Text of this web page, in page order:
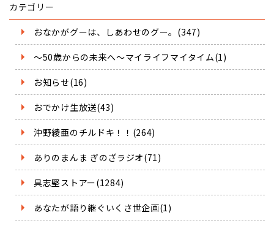
カテゴリー
おなかがグーは、しあわせのグー。(347)
～50歳からの未来へ～マイライフマイタイム(1)
お知らせ(16)
おでかけ生放送(43)
沖野綾亜のチルドキ！！(264)
ありのまんま ぎのざラジオ(71)
具志堅ストアー(1284)
あなたが語り継ぐいくさ世企画(1)